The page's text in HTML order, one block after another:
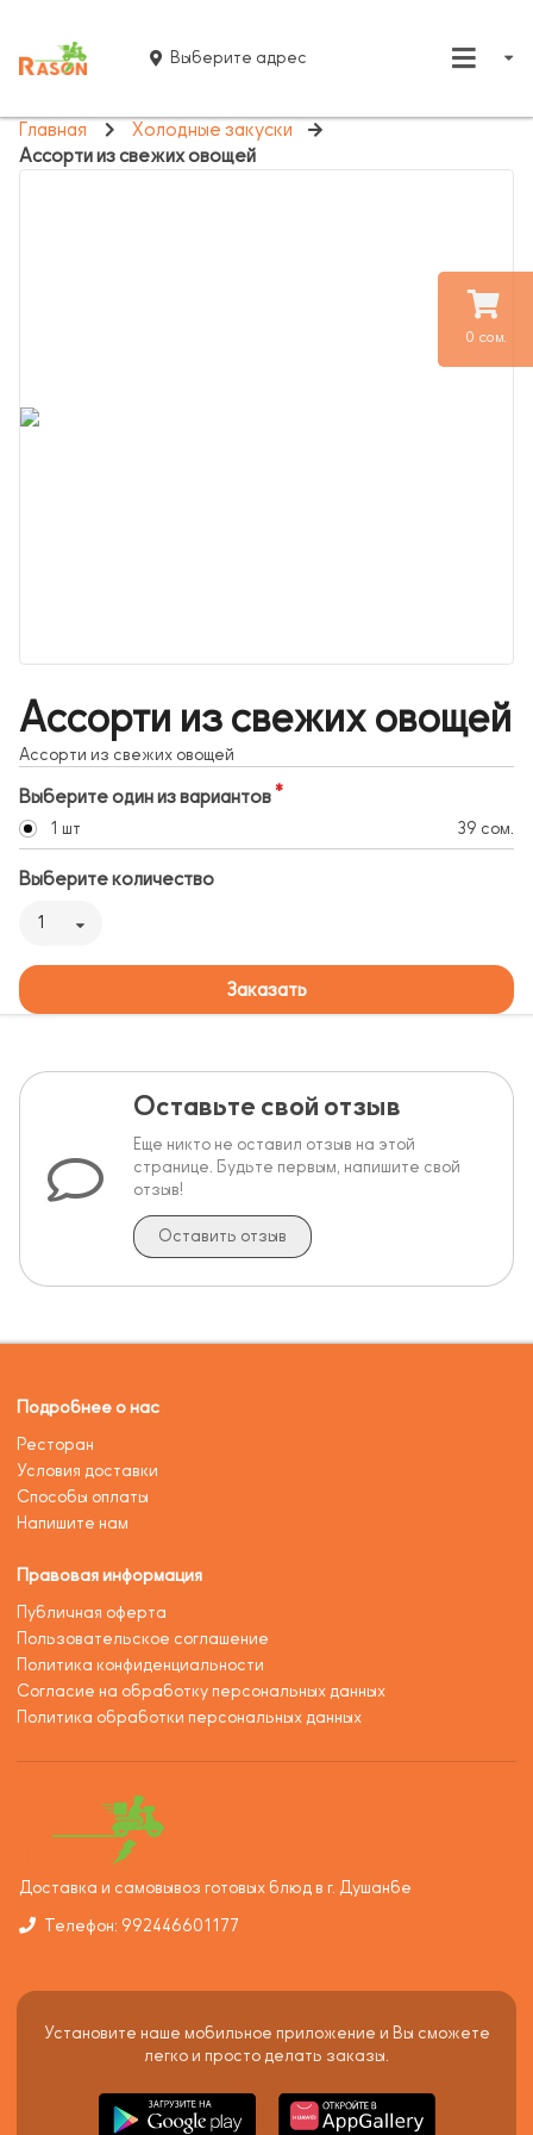
0 сом.
Выберите адрес
Главная
Холодные закуски
Ассорти из свежих овощей
Ассорти из свежих овощей
Ассорти из свежих овощей
Выберите один из вариантов
1 шт 39 сом.
Выберите количество
1
Заказать
Оставьте свой отзыв
Еще никто не оставил отзыв на этой
странице. Будьте первым, напишите свой
отзыв!
Оставить отзыв
Подробнее о нас
Ресторан
Условия доставки
Способы оплаты
Напишите нам
Правовая информация
Публичная оферта
Пользовательское соглашение
Политика конфиденциальности
Согласие на обработку персональных данных
Политика обработки персональных данных
Доставка и самовывоз готовых блюд в г. Душанбе
Телефон: 992446601177
Установите наше мобильное приложение и Вы сможете
легко и просто делать заказы.